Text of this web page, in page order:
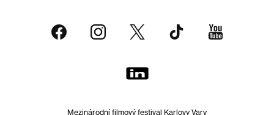
Mezinárodní filmový festival Karlovy Vary